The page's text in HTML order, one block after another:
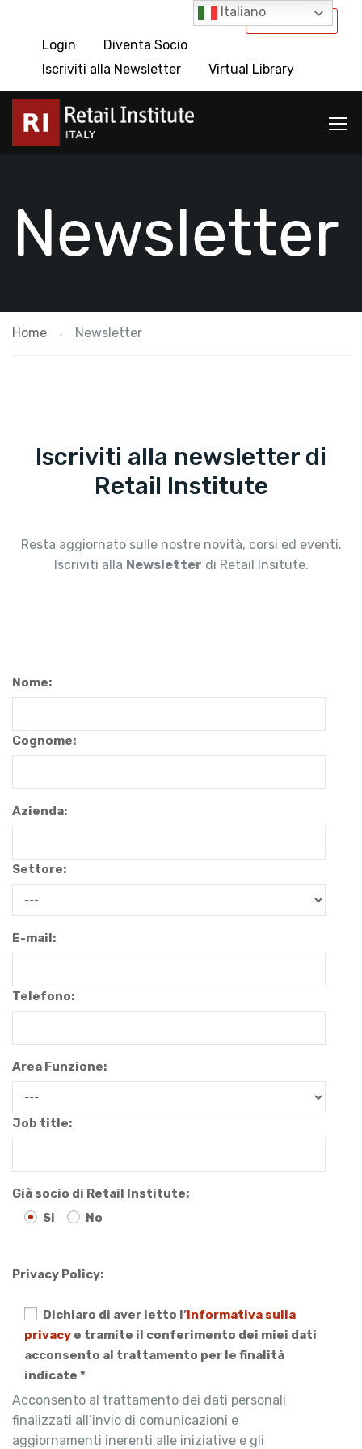
International
Login
Diventa Socio
Iscriviti alla Newsletter
Virtual Library
Newsletter
Home Newsletter
Iscriviti alla newsletter di
Retail Institute
Resta aggiornato sulle nostre novità, corsi ed eventi.
Iscriviti alla Newsletter di Retail Insitute.
Nome:
Cognome:
Azienda:
Settore:
E-mail:
Telefono:
Area Funzione:
Job title:
Già socio di Retail Institute:
Si
No
Privacy Policy:
Dichiaro di aver letto l’Informativa sulla
privacy e tramite il conferimento dei miei dati
acconsento al trattamento per le finalità
indicate *
Acconsento al trattamento dei dati personali
finalizzati all’invio di comunicazioni e
aggiornamenti inerenti alle iniziative e gli
Italiano